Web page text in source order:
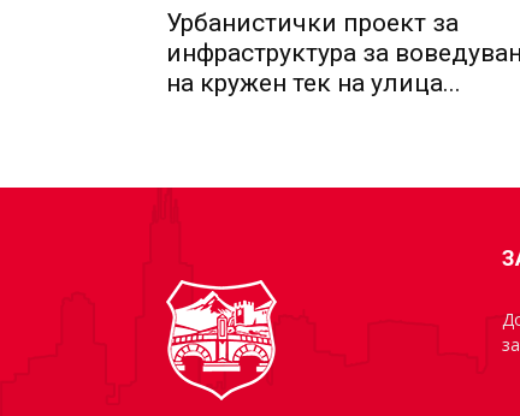
Урбанистички проект за
инфраструктура за
на кружен тек на улица...